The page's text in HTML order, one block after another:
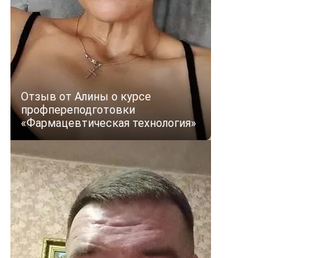
Отзыв от Алины о курсе
профпереподготовки
«Фармацевтическая технология»